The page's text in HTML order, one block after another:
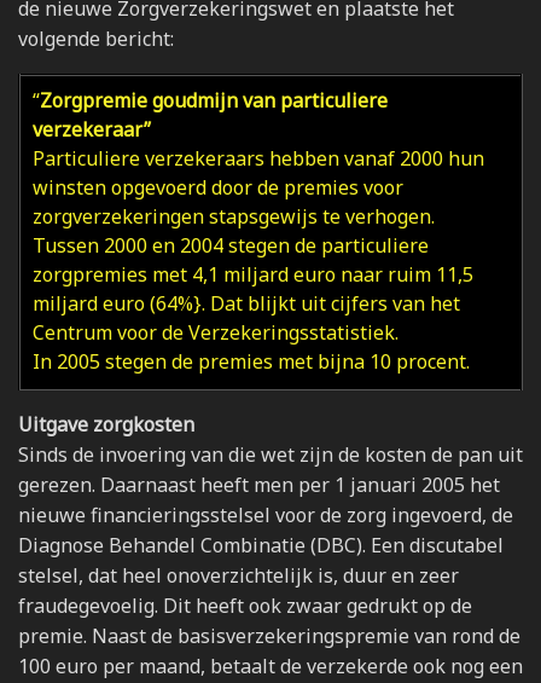
de nieuwe Zorgverzekeringswet en plaatste het
volgende bericht:
“Zorgpremie goudmijn van particuliere
verzekeraar”
Particuliere verzekeraars hebben vanaf 2000 hun
winsten opgevoerd door de premies voor
zorgverzekeringen stapsgewijs te verhogen.
Tussen 2000 en 2004 stegen de particuliere
zorgpremies met 4,1 miljard euro naar ruim 11,5
miljard euro (64%}. Dat blijkt uit cijfers van het
Centrum voor de Verzekeringsstatistiek.
In 2005 stegen de premies met bijna 10 procent.
Uitgave zorgkosten
Sinds de invoering van die wet zijn de kosten de pan uit
gerezen. Daarnaast heeft men per 1 januari 2005 het
nieuwe financieringsstelsel voor de zorg ingevoerd, de
Diagnose Behandel Combinatie (DBC). Een discutabel
stelsel, dat heel onoverzichtelijk is, duur en zeer
fraudegevoelig. Dit heeft ook zwaar gedrukt op de
premie. Naast de basisverzekeringspremie van rond de
100 euro per maand, betaalt de verzekerde ook nog een